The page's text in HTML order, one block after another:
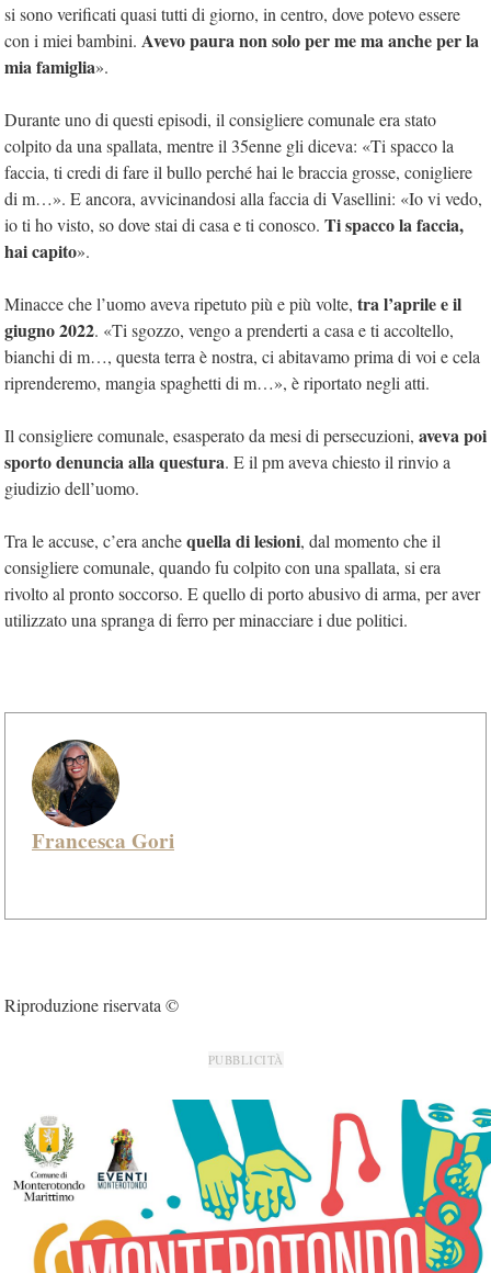
si sono verificati quasi tutti di giorno, in centro, dove potevo essere
con i miei bambini. Avevo paura non solo per me ma anche per la
mia famiglia».
Durante uno di questi episodi, il consigliere comunale era stato
colpito da una spallata, mentre il 35enne gli diceva: «Ti spacco la
faccia, ti credi di fare il bullo perché hai le braccia grosse, conigliere
di m…». E ancora, avvicinandosi alla faccia di Vasellini: «Io vi vedo,
io ti ho visto, so dove stai di casa e ti conosco. Ti spacco la faccia,
hai capito».
Minacce che l’uomo aveva ripetuto più e più volte, tra l’aprile e il
giugno 2022. «Ti sgozzo, vengo a prenderti a casa e ti accoltello,
bianchi di m…, questa terra è nostra, ci abitavamo prima di voi e cela
riprenderemo, mangia spaghetti di m…», è riportato negli atti.
Il consigliere comunale, esasperato da mesi di persecuzioni, aveva poi
sporto denuncia alla questura. E il pm aveva chiesto il rinvio a
giudizio dell’uomo.
Tra le accuse, c’era anchequella di lesioni, dal momento che il
consigliere comunale, quando fu colpito con una spallata, si era
rivolto al pronto soccorso. E quello di porto abusivo di arma, per aver
utilizzato una spranga di ferro per minacciare i due politici.
Francesca Gori
Riproduzione riservata ©
PUBBLICITÀ